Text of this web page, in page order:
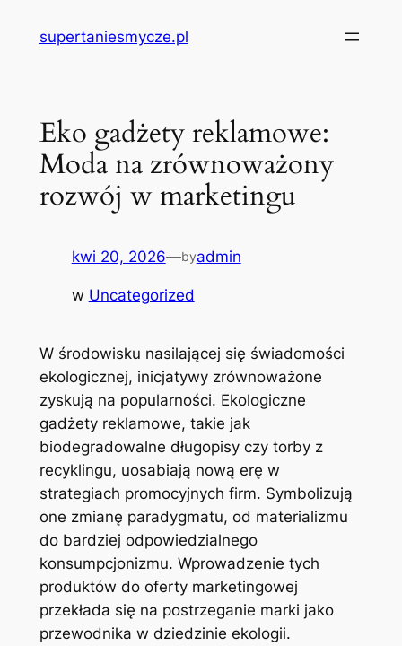
supertaniesmycze.pl
Eko gadżety reklamowe:
Moda na zrównoważony
rozwój w marketingu
kwi 20, 2026—byadmin
w Uncategorized
W środowisku nasilającej się świadomości
ekologicznej, inicjatywy zrównoważone
zyskują na popularności. Ekologiczne
gadżety reklamowe, takie jak
biodegradowalne długopisy czy torby z
recyklingu, uosabiają nową erę w
strategiach promocyjnych firm. Symbolizują
one zmianę paradygmatu, od materializmu
do bardziej odpowiedzialnego
konsumpcjonizmu. Wprowadzenie tych
produktów do oferty marketingowej
przekłada się na postrzeganie marki jako
przewodnika w dziedzinie ekologii.